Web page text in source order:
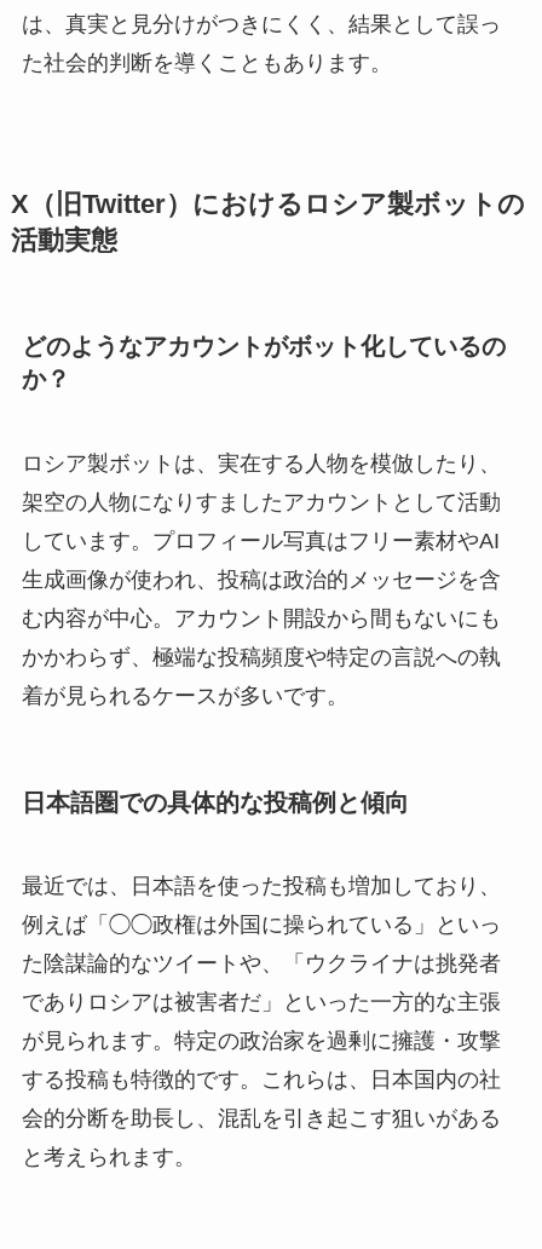
は、真実と見分けがつきにくく、結果として誤っ
た社会的判断を導くこともあります。
X（旧Twitter）におけるロシア製ボットの
活動実態
どのようなアカウントがボット化しているの
か？
ロシア製ボットは、実在する人物を模倣したり、
架空の人物になりすましたアカウントとして活動
しています。プロフィール写真はフリー素材やAI
生成画像が使われ、投稿は政治的メッセージを含
む内容が中心。アカウント開設から間もないにも
かかわらず、極端な投稿頻度や特定の言説への執
着が見られるケースが多いです。
日本語圏での具体的な投稿例と傾向
最近では、日本語を使った投稿も増加しており、
例えば「◯◯政権は外国に操られている」といっ
た陰謀論的なツイートや、「ウクライナは挑発者
でありロシアは被害者だ」といった一方的な主張
が見られます。特定の政治家を過剰に擁護・攻撃
する投稿も特徴的です。これらは、日本国内の社
会的分断を助長し、混乱を引き起こす狙いがある
と考えられます。